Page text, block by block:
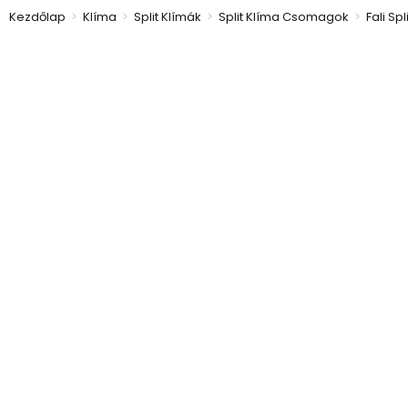
Kezdőlap > Klíma > Split Klímák > Split Klíma Csomagok > Fali